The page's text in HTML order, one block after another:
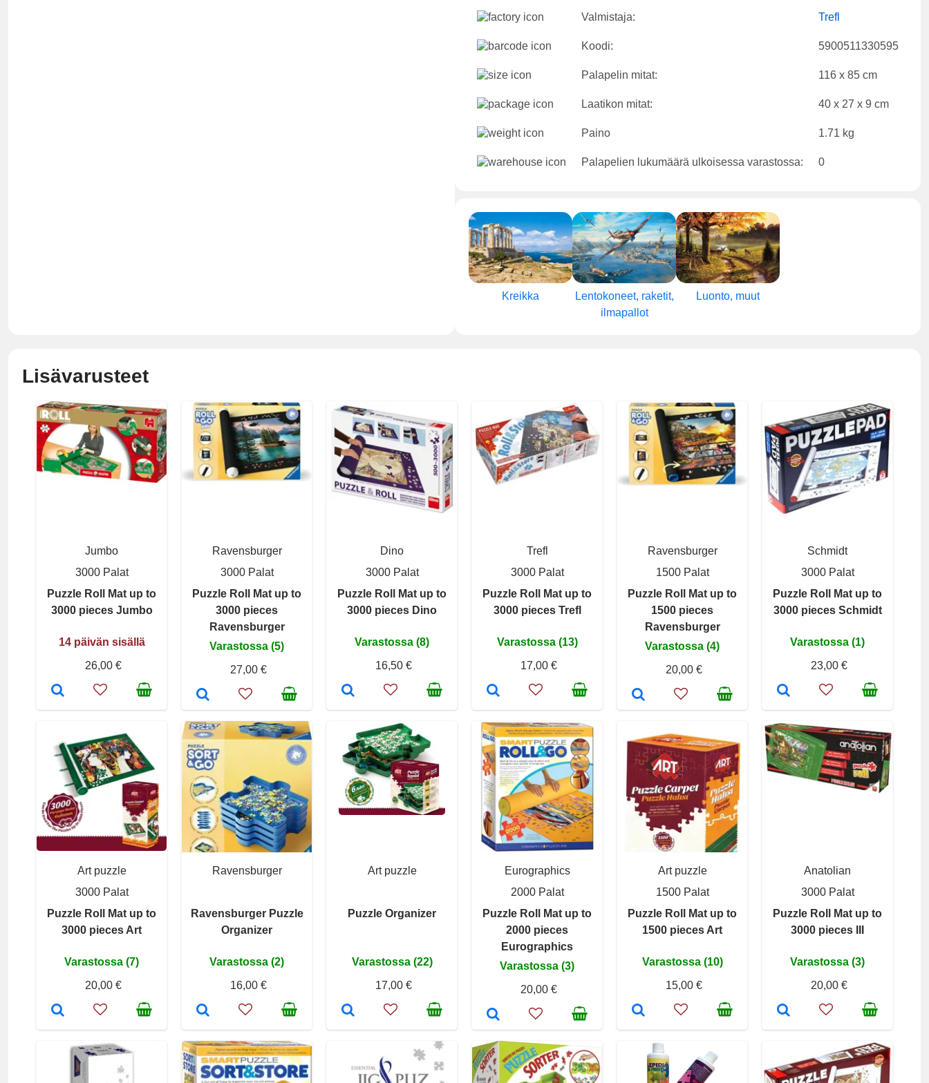
Valmistaja: Trefl
Koodi: 5900511330595
Palapelin mitat: 116 x 85 cm
Laatikon mitat: 40 x 27 x 9 cm
Paino 1.71 kg
Palapelien lukumäärä ulkoisessa varastossa: 0
Kreikka
Lentokoneet, raketit,
ilmapallot
Luonto, muut
Lisävarusteet
Jumbo
3000 Palat
Puzzle Roll Mat up to
3000 pieces Jumbo
14 päivän sisällä
26,00 €
Ravensburger
3000 Palat
Puzzle Roll Mat up to
3000 pieces
Ravensburger
Varastossa (5)
27,00 €
Dino
3000 Palat
Puzzle Roll Mat up to
3000 pieces Dino
Varastossa (8)
16,50 €
Trefl
3000 Palat
Puzzle Roll Mat up to
3000 pieces Trefl
Varastossa (13)
17,00 €
Ravensburger
1500 Palat
Puzzle Roll Mat up to
1500 pieces
Ravensburger
Varastossa (4)
20,00 €
Schmidt
3000 Palat
Puzzle Roll Mat up to
3000 pieces Schmidt
Varastossa (1)
23,00 €
Art puzzle
3000 Palat
Puzzle Roll Mat up to
3000 pieces Art
Varastossa (7)
20,00 €
Ravensburger
Ravensburger Puzzle
Organizer
Varastossa (2)
16,00 €
Art puzzle
Puzzle Organizer
Varastossa (22)
17,00 €
Eurographics
2000 Palat
Puzzle Roll Mat up to
2000 pieces
Eurographics
Varastossa (3)
20,00 €
Art puzzle
1500 Palat
Puzzle Roll Mat up to
1500 pieces Art
Varastossa (10)
15,00 €
Anatolian
3000 Palat
Puzzle Roll Mat up to
3000 pieces III
Varastossa (3)
20,00 €